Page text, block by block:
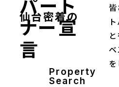
仙台密着の
ナー宣
言
Property
Search
を